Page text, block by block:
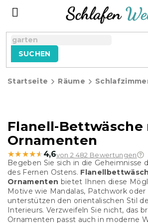
SUCHEN
Startseite Räume
Flanell-Bettwäsche
Ornamenten
★★★★★
★★★★★ 4,6von 2 482 Bewertungen
Begeben Sie sich in die Geheimnisse
des Fernen Ostens.
Ornamenten bietet Ihnen diese
Motive wie Mandalas, Patchwork oder
unterstützen den orientalischen Stil
Interieurs. Verzweifeln Sie nicht, das
Ornamenten passt auch in moderne